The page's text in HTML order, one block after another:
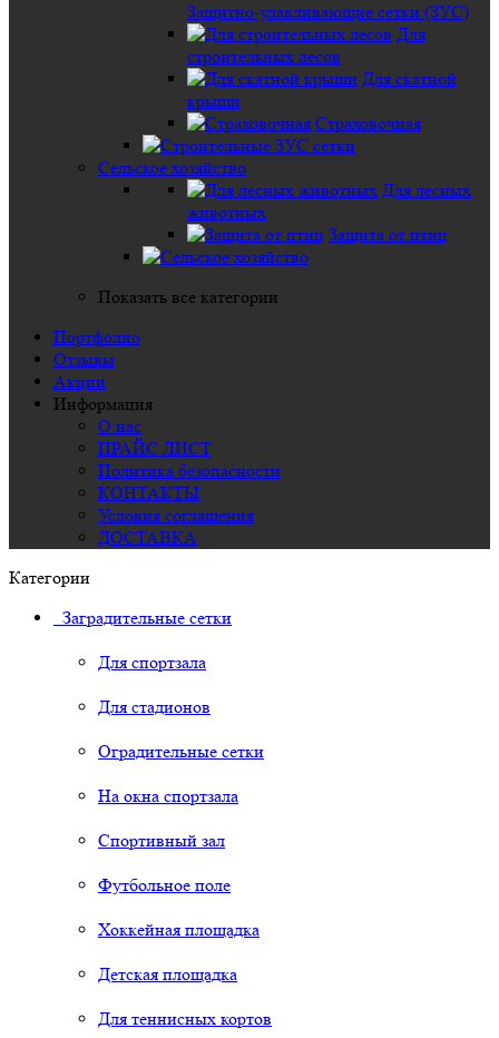
Защитно-улавливающие сетки (ЗУС)
Для
строительных лесов
Для скатной
крыши
Страховочная
Сельское хозяйство
Для лесных
животных
Защита от птиц
Показать все категории
Портфолио
Отзывы
Акции
Информация
О нас
ПРАЙС ЛИСТ
Политика безопасности
КОНТАКТЫ
Условия соглашения
ДОСТАВКА
Категории
Заградительные сетки
Для спортзала
Для стадионов
Оградительные сетки
На окна спортзала
Спортивный зал
Футбольное поле
Хоккейная площадка
Детская площадка
Для теннисных кортов